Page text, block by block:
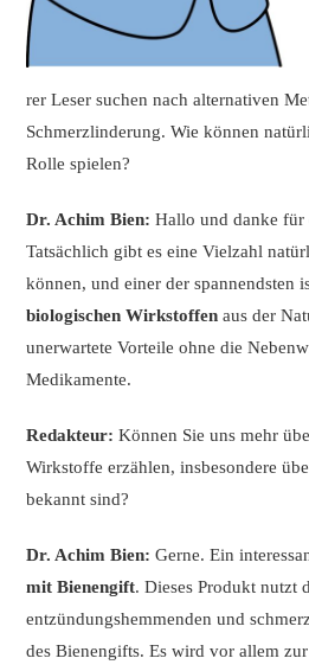
rer Leser suchen nach alternativen
Schmerzlinderung. Wie können
Rolle spielen?
Dr. Achim Bien: Hallo und danke für
Tatsächlich gibt es eine Vielzahl
können, und einer der spannendsten
biologischen Wirkstoffen aus der
unerwartete Vorteile ohne die
Medikamente.
Redakteur: Können Sie uns mehr
Wirkstoffe erzählen, insbesondere
bekannt sind?
Dr. Achim Bien: Gerne. Ein
mit Bienengift. Dieses Produkt nutzt
entzündungshemmenden und
des Bienengifts. Es wird vor allem